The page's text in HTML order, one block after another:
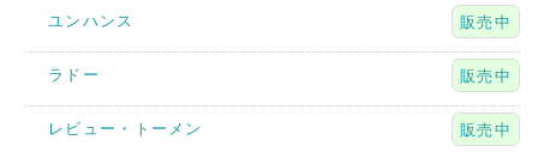
ユンハンス 販売中
ラドー 販売中
レビュー・トーメン 販売中